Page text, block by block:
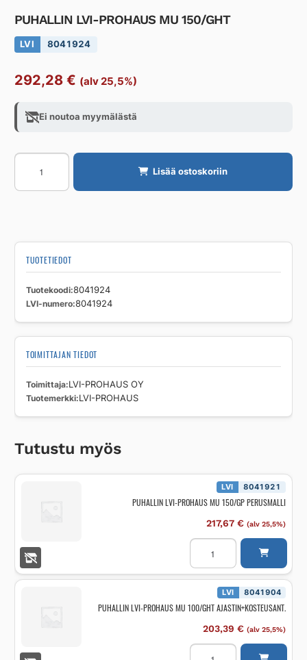
PUHALLIN LVI-PROHAUS MU 150/GHT
LVI 8041924
292,28 € (alv 25,5%)
Ei noutoa myymälästä
PUHALLIN
PROHAUS
Lisää ostoskoriin
TUOTETIEDOT
Tuotekoodi 8041924
LVI-numero 8041924
TOIMITTAJAN TIEDOT
Toimittaja LVI-PROHAUS OY
Tuotemerkki LVI-PROHAUS
Tutustu myös
LVI 8041921
PUHALLIN LVI-PROHAUS MU 150/GP PERUSMALLI
217,67 € (alv 25,5%)
PUHALLIN
PROHAUS
MU
150/GP
PERUSMALLI
LVI 8041904
PUHALLIN LVI-PROHAUS MU 100/GHT AJASTIN+KOSTEUSANT.
203,39 € (alv 25,5%)
PUHALLIN